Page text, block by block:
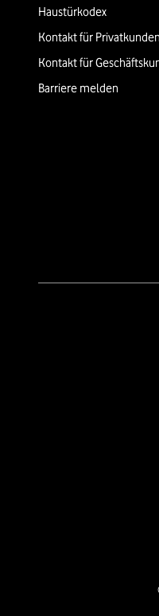
Haustürkodex
Kontakt für Privatkunden
Kontakt für
Barriere melden